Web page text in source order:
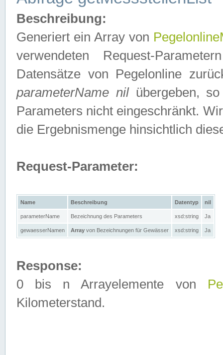
Beschreibung:
Generiert ein Array von
verwendeten Request-
Datensätze von Pegelonline
parameterName nilübergeben, so
Parameters nicht eingeschränkt.
die Ergebnismenge hinsichtlich
Request-Parameter:
Name Beschreibung Datentyp nil
parameterName Bezeichnung des Parameters xsd:string Ja
gewaesserNamen Array von Bezeichnungen für Gewässer xsd:string Ja
Response:
0 bis n Arrayelemente von
Kilometerstand.